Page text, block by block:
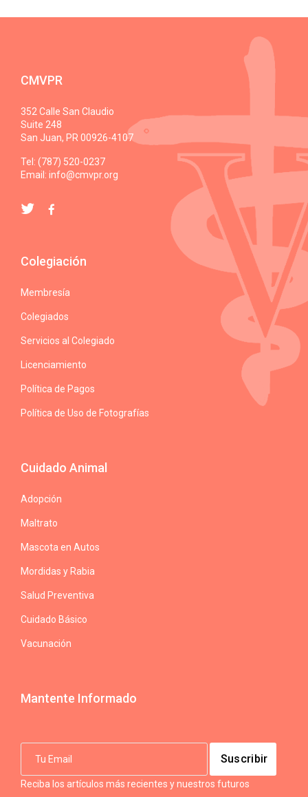
CMVPR
352 Calle San Claudio
Suite 248
San Juan, PR 00926-4107
Tel: (787) 520-0237
Email: info@cmvpr.org
Colegiación
Membresía
Colegiados
Servicios al Colegiado
Licenciamiento
Política de Pagos
Política de Uso de Fotografías
Cuidado Animal
Adopción
Maltrato
Mascota en Autos
Mordidas y Rabia
Salud Preventiva
Cuidado Básico
Vacunación
Mantente Informado
Reciba los artículos más recientes y nuestros futuros